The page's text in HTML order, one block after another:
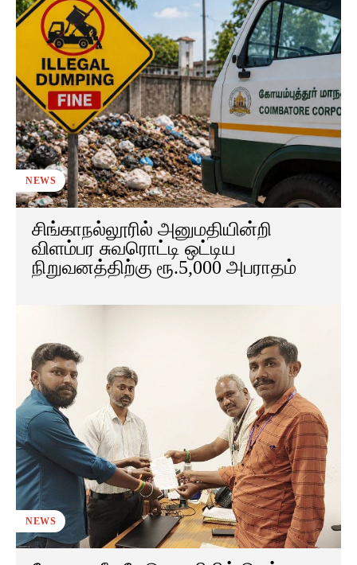
NEWS
சிங்காநல்லூரில் அனுமதியின்றி
விளம்பர சுவரொட்டி ஒட்டிய
நிறுவனத்திற்கு ரூ.5,000 அபராதம்
NEWS